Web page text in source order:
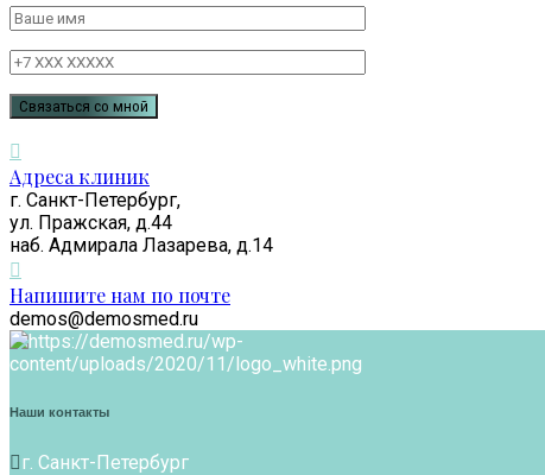
Адреса клиник
г. Санкт-Петербург,
ул. Пражская, д.44
наб. Адмирала Лазарева, д.14
Напишите нам по почте
demos@demosmed.ru
Наши контакты
г. Санкт-Петербург